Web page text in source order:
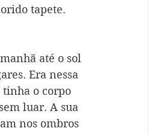
tapete.
até o sol
Era nessa
tinha o corpo
luar. A sua
nos ombros